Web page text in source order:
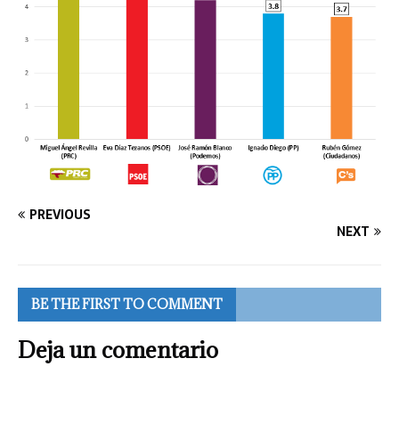
PREVIOUS
NEXT
BE THE FIRST TO COMMENT
Deja un comentario